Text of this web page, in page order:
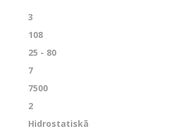
3
108
25 - 80
7
7500
2
Hidrostatiskā